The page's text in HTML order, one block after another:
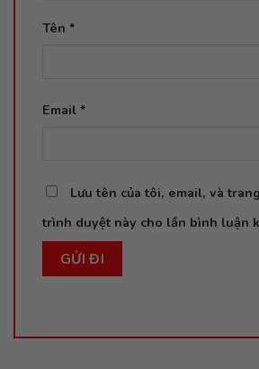
Tên *
Email *
Lưu tên của tôi, email, và
trình duyệt này cho lần bình luận